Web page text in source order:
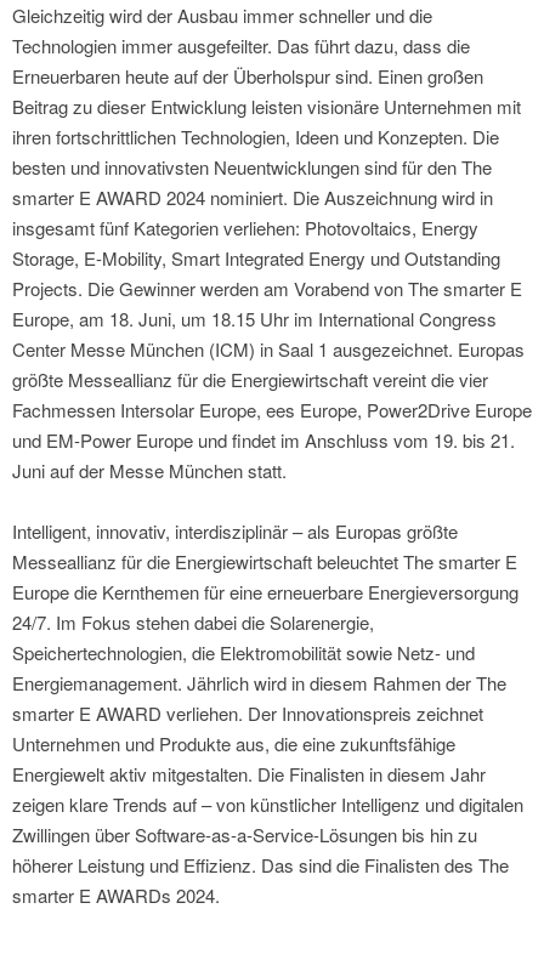
Gleichzeitig wird der Ausbau immer schneller und die
Technologien immer ausgefeilter. Das führt dazu, dass die
Erneuerbaren heute auf der Überholspur sind. Einen großen
Beitrag zu dieser Entwicklung leisten visionäre Unternehmen mit
ihren fortschrittlichen Technologien, Ideen und Konzepten. Die
besten und innovativsten Neuentwicklungen sind für den The
smarter E AWARD 2024 nominiert. Die Auszeichnung wird in
insgesamt fünf Kategorien verliehen: Photovoltaics, Energy
Storage, E-Mobility, Smart Integrated Energy und Outstanding
Projects. Die Gewinner werden am Vorabend von The smarter E
Europe, am 18. Juni, um 18.15 Uhr im International Congress
Center Messe München (ICM) in Saal 1 ausgezeichnet. Europas
größte Messeallianz für die Energiewirtschaft vereint die vier
Fachmessen Intersolar Europe, ees Europe, Power2Drive Europe
und EM-Power Europe und findet im Anschluss vom 19. bis 21.
Juni auf der Messe München statt.
Intelligent, innovativ, interdisziplinär – als Europas größte
Messeallianz für die Energiewirtschaft beleuchtet The smarter E
Europe die Kernthemen für eine erneuerbare Energieversorgung
24/7. Im Fokus stehen dabei die Solarenergie,
Speichertechnologien, die Elektromobilität sowie Netz- und
Energiemanagement. Jährlich wird in diesem Rahmen der The
smarter E AWARD verliehen. Der Innovationspreis zeichnet
Unternehmen und Produkte aus, die eine zukunftsfähige
Energiewelt aktiv mitgestalten. Die Finalisten in diesem Jahr
zeigen klare Trends auf – von künstlicher Intelligenz und digitalen
Zwillingen über Software-as-a-Service-Lösungen bis hin zu
höherer Leistung und Effizienz. Das sind die Finalisten des The
smarter E AWARDs 2024.